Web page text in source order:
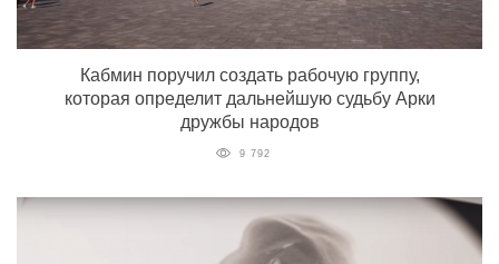
Кабмин поручил создать рабочую группу,
которая определит дальнейшую судьбу Арки
дружбы народов
9 792